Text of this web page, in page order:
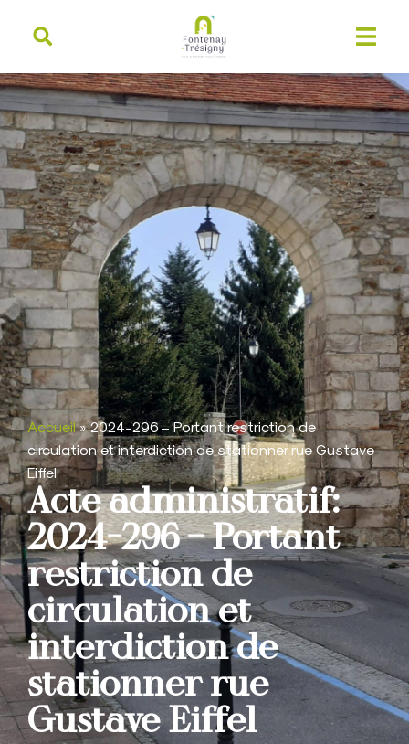
principal
Accueil»2024-296 – Portant restriction de
circulation et interdiction de stationner rue Gustave
Eiffel
Acte administratif:
2024-296 – Portant
restriction de
circulation et
interdiction de
stationner rue
Gustave Eiffel